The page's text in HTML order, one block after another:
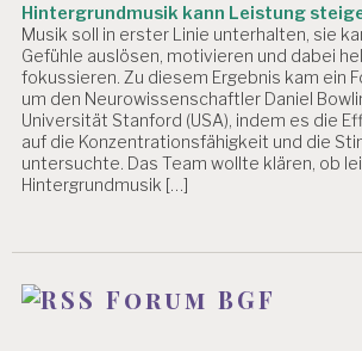
Hintergrundmusik kann Leistung
Musik soll in erster Linie unterhalten, sie
Gefühle auslösen, motivieren und dabei
fokussieren. Zu diesem Ergebnis kam ein
um den Neurowissenschaftler Daniel
Universität Stanford (USA), indem es die
auf die Konzentrationsfähigkeit und die
untersuchte. Das Team wollte klären, ob
Hintergrundmusik […]
Forum BGF